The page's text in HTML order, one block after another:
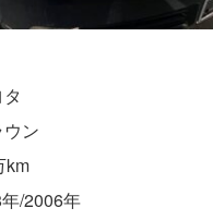
タ
ウン
km
/2006年